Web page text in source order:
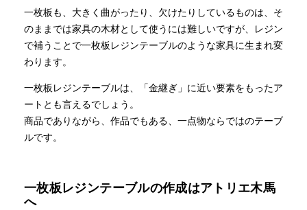
一枚板も、大きく曲がったり、欠けたりしているものは、そ
のままでは家具の木材として使うには難しいですが、レジン
で補うことで一枚板レジンテーブルのような家具に生まれ変
わります。
一枚板レジンテーブルは、「金継ぎ」に近い要素をもったア
ートとも言えるでしょう。
商品でありながら、作品でもある、一点物ならではのテーブ
ルです。
一枚板レジンテーブルの作成はアトリエ木馬
へ